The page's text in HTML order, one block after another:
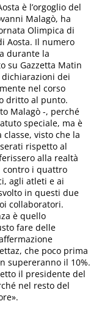
è l’orgoglio del
Malagò, ha
Olimpica di
Aosta. Il numero
durante la
su Gazzetta Matin
dei
nel corso
dritto al punto.
Malagò -, perché
speciale, ma è
visto che la
rispetto al
alla realtà
contro i quattro
agli atleti e ai
in questi due
collaboratori.
è quello
fare delle
che poco prima
supereranno il 10%.
il presidente del
nel resto del